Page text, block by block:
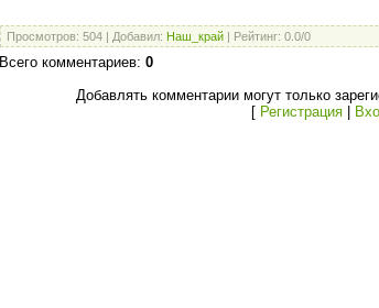
Просмотров: 504 Добавил: Наш_край Рейтинг: 0.0/0
Всего комментариев: 0
Добавлять комментарии могут только
[ Регистрация